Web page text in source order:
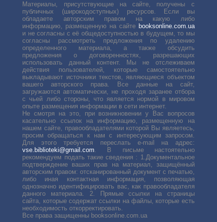
Материалы, присутствующие на сайте, получены с
публичных (широкодоступных) ресурсов. Если вы
обладаете авторским правом на какую либо
информацию, размещенную на сайте booksonline.com.ua
и не согласны с её общедоступностью в будущем, то мы
согласны рассмотреть предложения по удалению
определенного материала, а также обсудить
предложения о договоренностях, разрешающих
использовать данный контент. Мы не отслеживаем
действия пользователей, которые самостоятельно
выкладывают источники текстов, являющиеся объектом
вашего авторского права. Все данные на сайт,
загружаются автоматически, не проходя заранее отбора
с чьей либо стороны, что является нормой в мировом
опыте размещения информации в сети интернет.
Не смотря на это, при возникновении у Вас вопросов
касательно ссылок на информацию, размещенную на
нашем сайте, правообладателями которой Вы являетесь,
просим обращаться к нам с интересующим запросом.
Для этого требуется переслать е-mail на адрес:
vse.biblioteki@gmail.com. В письме настоятельно
рекомендуем подать такие сведения : 1.Документальное
подтверждение ваших прав на материал, защищённый
авторским правом: отсканированный документ с печатью,
либо иная контактная информация, позволяющая
однозначно идентифицировать вас, как правообладателя
данного материала. 2. Прямые ссылки на страницы
сайта, которые содержат ссылки на файлы, которые есть
необходимость откорректировать.
Все права защищенны booksonline.com.ua